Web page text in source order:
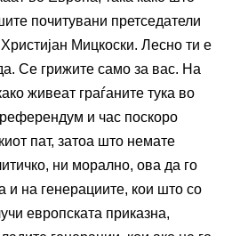
почитувани претседатели
Мицкоски. Лесно ти е
Се грижите само за вас. На
живеат граѓаните тука во
и час поскоро
пат, затоа што немате
ни морално, ова да го
и на генерациите, кои што со
европската приказна,